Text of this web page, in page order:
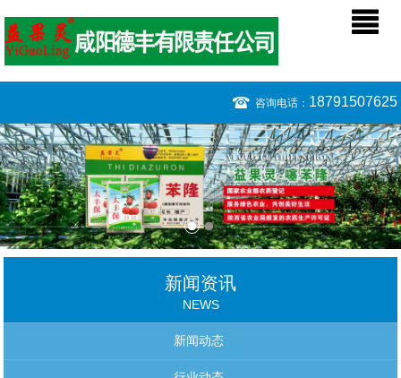
咨询电话： 18791507625
新闻资讯
NEWS
新闻动态